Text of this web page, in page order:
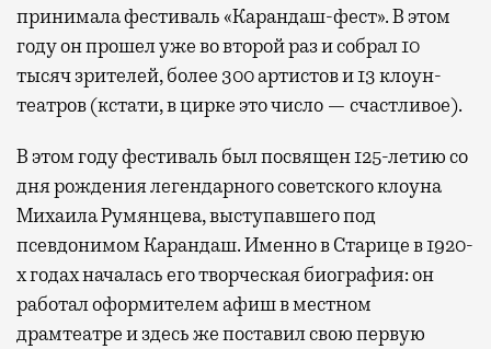
принимала фестиваль «Карандаш-фест». В этом
году он прошел уже во второй раз и собрал 10
тысяч зрителей, более 300 артистов и 13 клоун-
театров (кстати, в цирке это число — счастливое).
В этом году фестиваль был посвящен 125-летию со
дня рождения легендарного советского клоуна
Михаила Румянцева, выступавшего под
псевдонимом Карандаш. Именно в Старице в 1920-
х годах началась его творческая биография: он
работал оформителем афиш в местном
драмтеатре и здесь же поставил свою первую